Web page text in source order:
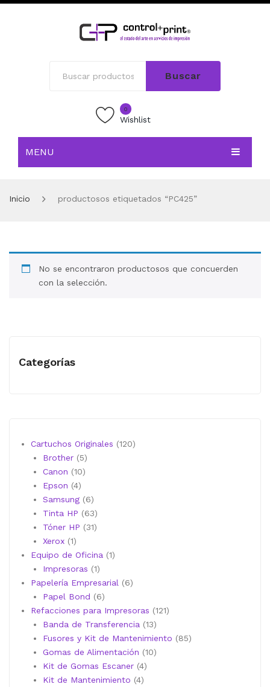
Buscar
0
Wishlist
MENU
TIENDA
CONTACTO
MI CUENTA
Inicio productosos etiquetados “PC425”
No se encontraron productosos que concuerden
con la selección.
Categorías
Cartuchos Originales 120120
Brother 55
productos
Canon 1010
Epson 44
productos
Samsung 66
productos
Tinta HP 6363
productos
Tóner HP 3131
Xerox 11
producto
Equipo de Oficina 11
Impresoras 11
producto
Papelería Empresarial 66
Papel Bond 66
productos
Refacciones para Impresoras 121121
Banda de Transferencia 1313
productos
Fusores y Kit de Mantenimiento 8585
Gomas de Alimentación 1010
Kit de Gomas Escaner 44
Kit de Mantenimiento 44